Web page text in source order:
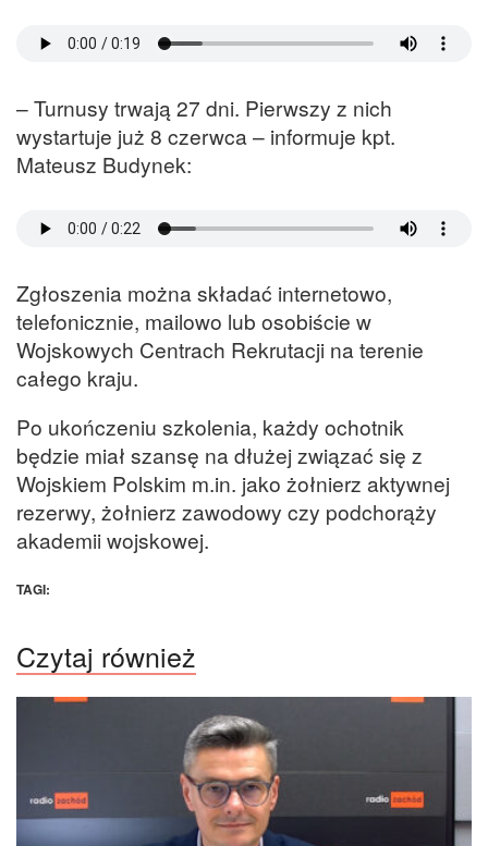
– Turnusy trwają 27 dni. Pierwszy z nich
wystartuje już 8 czerwca – informuje kpt.
Mateusz Budynek:
Zgłoszenia można składać internetowo,
telefonicznie, mailowo lub osobiście w
Wojskowych Centrach Rekrutacji na terenie
całego kraju.
Po ukończeniu szkolenia, każdy ochotnik
będzie miał szansę na dłużej związać się z
Wojskiem Polskim m.in. jako żołnierz aktywnej
rezerwy, żołnierz zawodowy czy podchorąży
akademii wojskowej.
TAGI:
Czytaj również